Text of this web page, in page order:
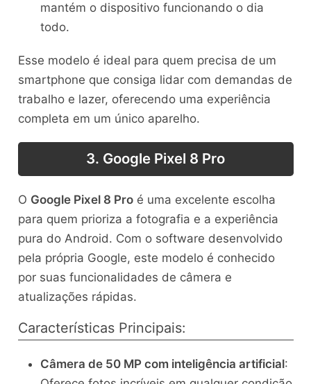
mantém o dispositivo funcionando o dia
todo.
Esse modelo é ideal para quem precisa de um
smartphone que consiga lidar com demandas de
trabalho e lazer, oferecendo uma experiência
completa em um único aparelho.
3. Google Pixel 8 Pro
O Google Pixel 8 Proé uma excelente escolha
para quem prioriza a fotografia e a experiência
pura do Android. Com o software desenvolvido
pela própria Google, este modelo é conhecido
por suas funcionalidades de câmera e
atualizações rápidas.
Características Principais:
Câmera de 50 MP com inteligência artificial: